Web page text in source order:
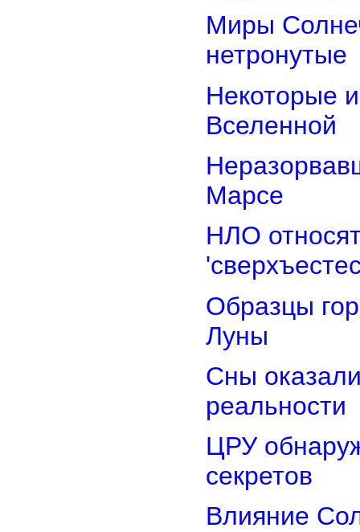
Миры
нетронутые
Некоторые
Вселенной
Марсе
НЛО
Образцы
Луны
Сны
реальности
ЦРУ
секретов
Влияние